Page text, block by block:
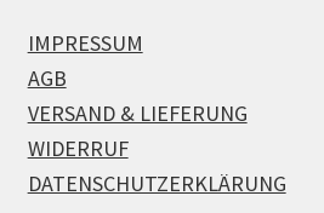
IMPRESSUM
AGB
VERSAND & LIEFERUNG
WIDERRUF
DATENSCHUTZERKLÄRUNG